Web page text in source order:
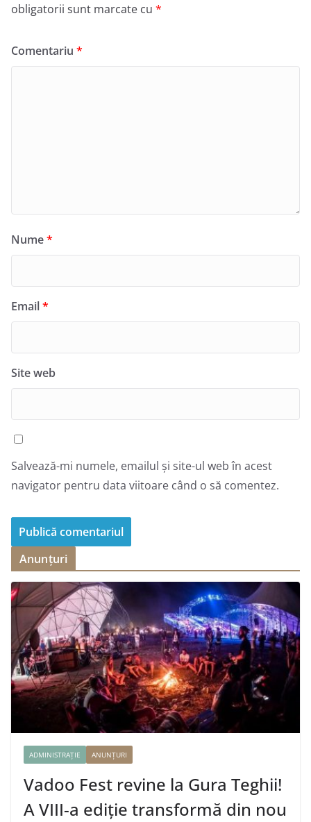
obligatorii sunt marcate cu *
Comentariu *
Nume*
Email*
Site web
Salvează-mi numele, emailul și site-ul web în acest
navigator pentru data viitoare când o să comentez.
Anunțuri
ADMINISTRAȚIE ANUNȚURI
Vadoo Fest revine la Gura Teghii!
A VIII-a ediție transformă din nou